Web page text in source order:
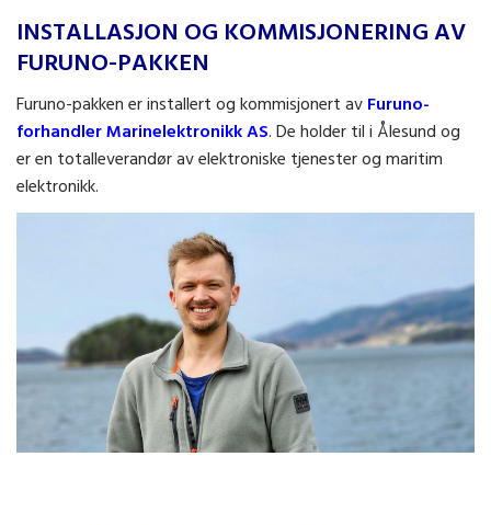
INSTALLASJON OG KOMMISJONERING AV
FURUNO-PAKKEN
Furuno-pakken er installert og kommisjonert avFuruno-
forhandler Marinelektronikk AS. De holder til i Ålesund og
er en totalleverandør av elektroniske tjenester og maritim
elektronikk.